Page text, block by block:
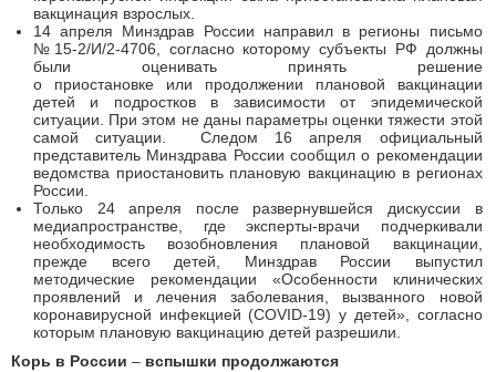
вакцинация взрослых.
14 апреля Минздрав России направил в регионы письмо
№15-2/И/2-4706, согласно которому субъекты РФ должны
были оценивать принять решение
о приостановке или продолжении плановой вакцинации
детей и подростков в зависимости от эпидемической
ситуации. При этом не даны параметры оценки тяжести этой
самой ситуации. Следом 16 апреля официальный
представитель Минздрава России сообщил о рекомендации
ведомства приостановить плановую вакцинацию в регионах
России.
Только 24 апреля после развернувшейся дискуссии в
медиапространстве, где эксперты-врачи подчеркивали
необходимость возобновления плановой вакцинации,
прежде всего детей, Минздрав России выпустил
методические рекомендации «Особенности клинических
проявлений и лечения заболевания, вызванного новой
коронавирусной инфекцией (COVID-19) у детей», согласно
которым плановую вакцинацию детей разрешили.
Корь в России – вспышки продолжаются